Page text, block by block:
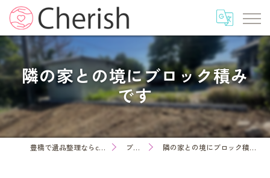
隣の家との境にブロック積み
です
豊橋で遺品整理ならcherish ブログ 隣の家との境にブロック積みです